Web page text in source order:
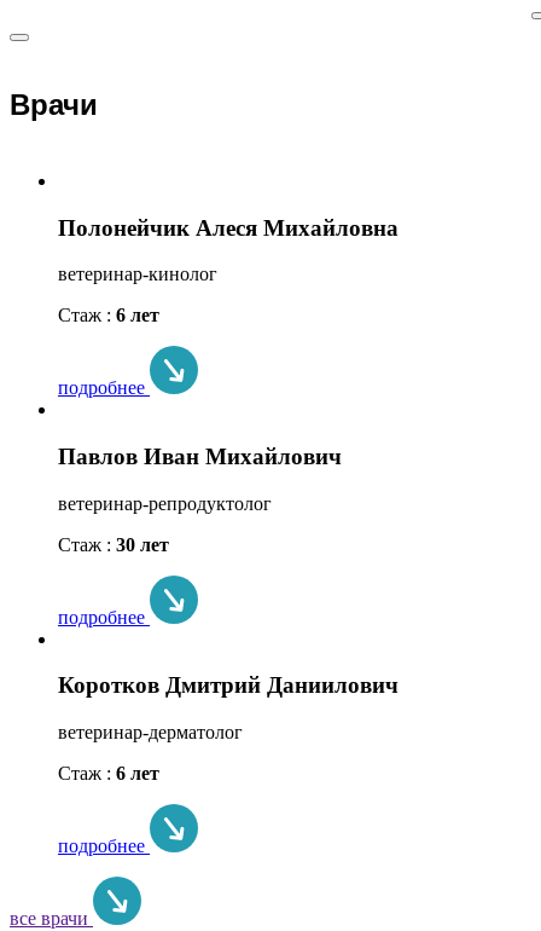
Врачи
Полонейчик Алеся Михайловна
ветеринар-кинолог
Стаж : 6 лет
подробнее
Павлов Иван Михайлович
ветеринар-репродуктолог
Стаж : 30 лет
подробнее
Коротков Дмитрий Даниилович
ветеринар-дерматолог
Стаж : 6 лет
подробнее
все врачи